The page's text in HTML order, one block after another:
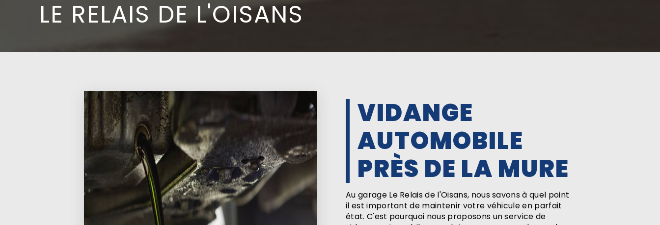
LE RELAIS DE L'OISANS
VIDANGE
AUTOMOBILE
PRÈS DE LA MURE
Au garage Le Relais de l'Oisans, nous savons à quel point
il est important de maintenir votre véhicule en parfait
état. C'est pourquoi nous proposons un service de